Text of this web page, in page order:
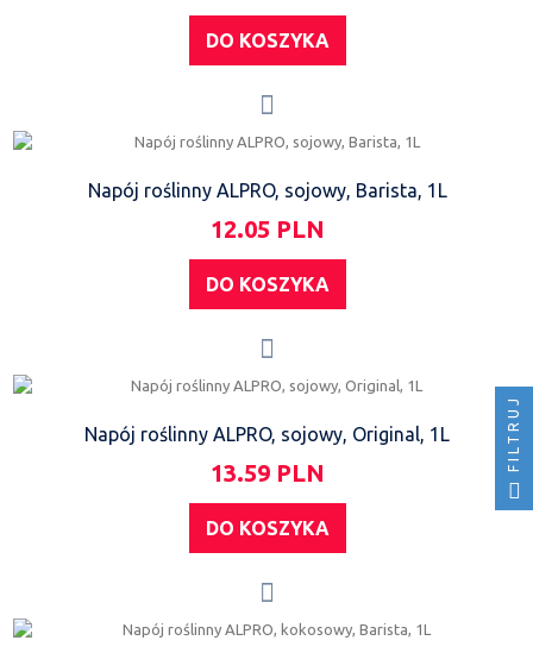
DO KOSZYKA
Napój roślinny ALPRO, sojowy, Barista, 1L
12.05 PLN
DO KOSZYKA
Napój roślinny ALPRO, sojowy, Original, 1L
13.59 PLN
DO KOSZYKA
FILTRUJ